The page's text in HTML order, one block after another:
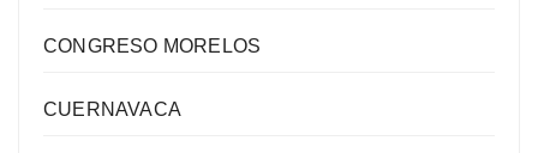
CONGRESO MORELOS
CUERNAVACA